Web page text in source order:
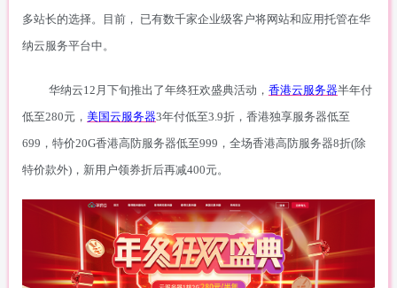
多站长的选择。 目前， 已有数千家企业级客户将网站和应用托管在华
纳云服务平台中。
华纳云12月下旬推出了年终狂欢盛典活动， 香港云服务器半年付
低至280元， 美国云服务器3年付低至3.9折，香港独享服务器低至
699，特价20G香港高防服务器低至999，全场香港高防服务器8折(除
特价款外)，新用户领券折后再减400元。